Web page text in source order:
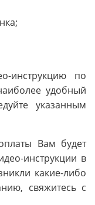
инструкцию по
удобный
указанным
Вам будет
инструкции в
какие-либо
свяжитесь с